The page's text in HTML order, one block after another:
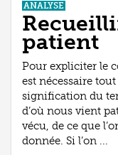
ANALYSE
patient
Pour expliciter le
est nécessaire
signification du
d’où nous vient
vécu, de ce que
donnée. Si l’on ...